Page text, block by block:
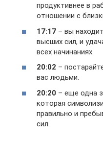
продуктивнее в
отношении с
17:17 – вы
высших сил, и
всех начинаниях.
20:02 –
вас людьми.
20:20 – еще одна
которая
правильно и
сил.